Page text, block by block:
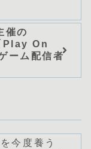
催の
Play On
ーム配信者
今度養う